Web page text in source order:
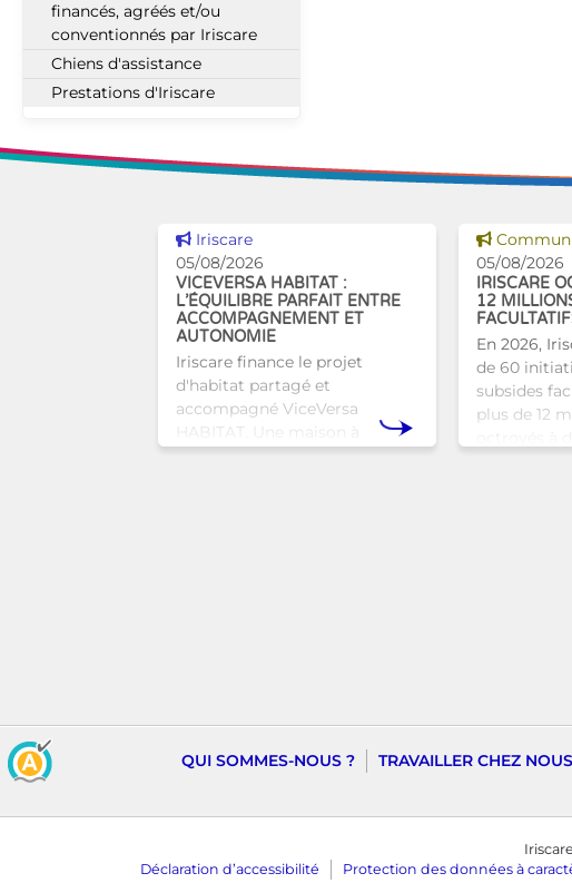
financés, agréés et/ou
conventionnés par Iriscare
Chiens d'assistance
Prestations d'Iriscare
Voir cette news
Iriscare
05/08/2026
VICEVERSA HABITAT :
L’ÉQUILIBRE PARFAIT ENTRE
ACCOMPAGNEMENT ET
AUTONOMIE
Iriscare finance le projet
d'habitat partagé et
accompagné ViceVersa
HABITAT. Une maison à
Voir cette
05/08/2026
IRISCARE
12
En 2026,
de 60
subsides
plus de 12
QUI SOMMES-NOUS ? TRAVAILLER CHEZ NOUS
Déclaration d’accessibilité
Protection des données à